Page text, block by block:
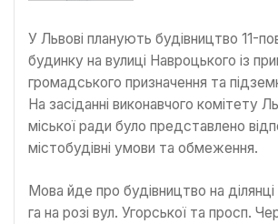
У Львові планують будівництво 11-
будинку на вулиці Навроцького із
громадського призначення та
На засіданні виконавчого комітету
міської ради було представлено
містобудівні умови та обмеження.
Мова йде про будівництво на
га на розі вул. Угорської та просп.